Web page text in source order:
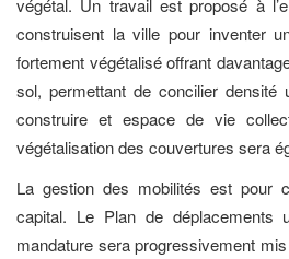
végétal. Un travail est proposé à
construisent la ville pour inventer
fortement végétalisé offrant
sol, permettant de concilier densité
construire et espace de vie
végétalisation des couvertures sera
La gestion des mobilités est pour
capital. Le Plan de déplacements
mandature sera progressivement